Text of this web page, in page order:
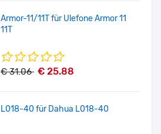
Armor-11/11T für Ulefone Armor 11
11T
€ 31.06 € 25.88
L018-40 für Dahua L018-40